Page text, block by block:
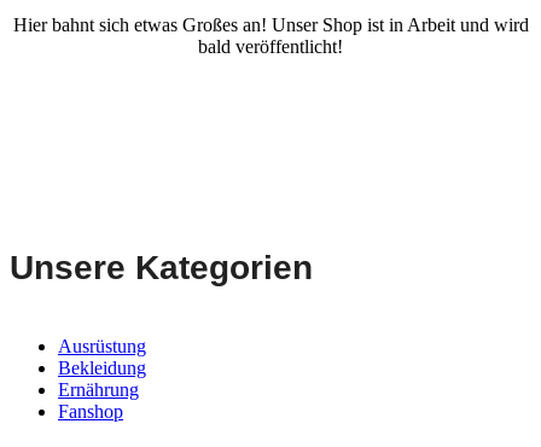
Hier bahnt sich etwas Großes an! Unser Shop ist in Arbeit und wird
bald veröffentlicht!
Unsere Kategorien
Ausrüstung
Bekleidung
Ernährung
Fanshop